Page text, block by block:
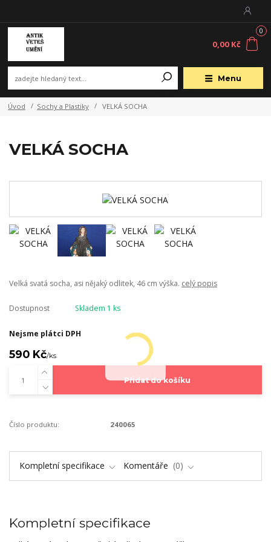
Menu
0
0,00 Kč
Úvod Sochy a Plastiky VELKÁ SOCHA
VELKÁ SOCHA
Velká svatá socha, asi nějaký odlitek, 46 cm výška. celý popis
Dostupnost Skladem 1 ks
Nejsme plátci DPH
590 Kč/ks
Přidat do košíku
Číslo produktu: 240065
Kompletní specifikace Komentáře 0
Kompletní specifikace